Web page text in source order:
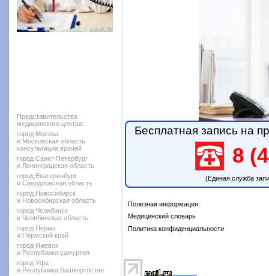
Представительства
медицинского центра:
город Москва
и Московская область
консультации врачей
город Санкт-Петербург
и Ленинградская область
город Екатеринбург
и Свердловская область
город Новосибирск
и Новосибирская область
город Челябинск
и Челябинская область
город Пермь
и Пермский край
город Ижевск
и Республика удмуртия
город Уфа
и Республика Башкортостан
Бесплатная запись на
8
(Единая служба
Полезная информация:
Медицинский словарь
Политика конфиденциальности